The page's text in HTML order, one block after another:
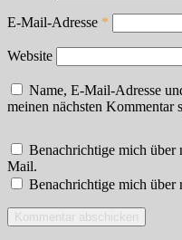
E-Mail-Adresse *
Website
Name, E-Mail-Adresse
meinen nächsten Kommentar
Benachrichtige mich über
Mail.
Benachrichtige mich über